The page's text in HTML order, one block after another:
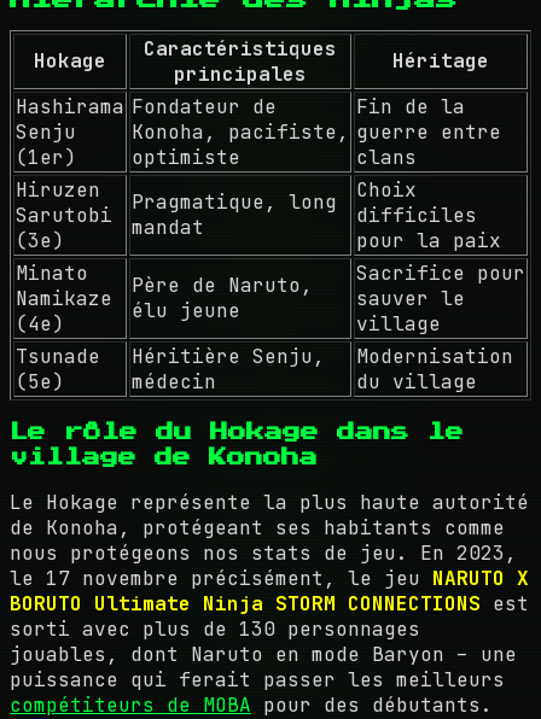
Hokage
Caractéristiques
principales
Héritage
Hashirama
Senju
(1er)
Fondateur de
Konoha, pacifiste,
optimiste
Fin de la
guerre entre
clans
Hiruzen
Sarutobi
(3e)
Pragmatique, long
mandat
Choix
difficiles
pour la paix
Minato
Namikaze
(4e)
Père de Naruto,
élu jeune
Sacrifice pour
sauver le
village
Tsunade
(5e)
Héritière Senju,
médecin
Modernisation
du village
Le rôle du Hokage dans le
village de Konoha
Le Hokage représente la plus haute autorité
de Konoha, protégeant ses habitants comme
nous protégeons nos stats de jeu. En 2023,
le 17 novembre précisément, le jeu NARUTO X
BORUTO Ultimate Ninja STORM CONNECTIONS est
sorti avec plus de 130 personnages
jouables, dont Naruto en mode Baryon – une
puissance qui ferait passer les meilleurs
compétiteurs de MOBA pour des débutants.